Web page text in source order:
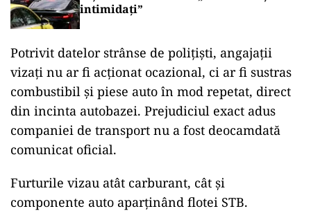
intimidați”
Potrivit datelor strânse de polițiști, angajații
vizați nu ar fi acționat ocazional, ci ar fi sustras
combustibil și piese auto în mod repetat, direct
din incinta autobazei. Prejudiciul exact adus
companiei de transport nu a fost deocamdată
comunicat oficial.
Furturile vizau atât carburant, cât și
componente auto aparținând flotei STB.